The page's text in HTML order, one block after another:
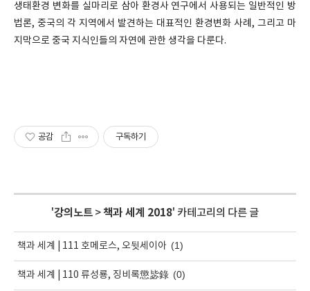
생태환경 변화를 실마리로 삼아 환경사 연구에서 사용되는 일반적인 방
법론, 중국의 각 지역에서 발견하는 대표적인 환경변화 사례, 그리고 마
지막으로 중국 지식인들의 자연에 관한 생각을 다룬다.
공감 구독하기
'강의노트 >책과 세계 2018' 카테고리의 다른 글
책과 세계 | 111 호메로스, 오뒷세이아 (1)
책과 세계 | 110 류성룡, 징비록懲毖錄 (0)